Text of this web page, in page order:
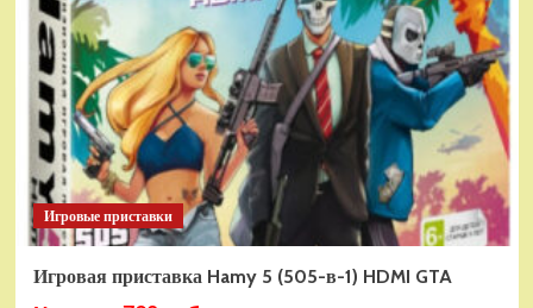
Quadrant
Add-
on
Airbus
Edition
ww
Игровые приставки
Игровая приставка Hamy 5 (505-в-1) HDMI GTA